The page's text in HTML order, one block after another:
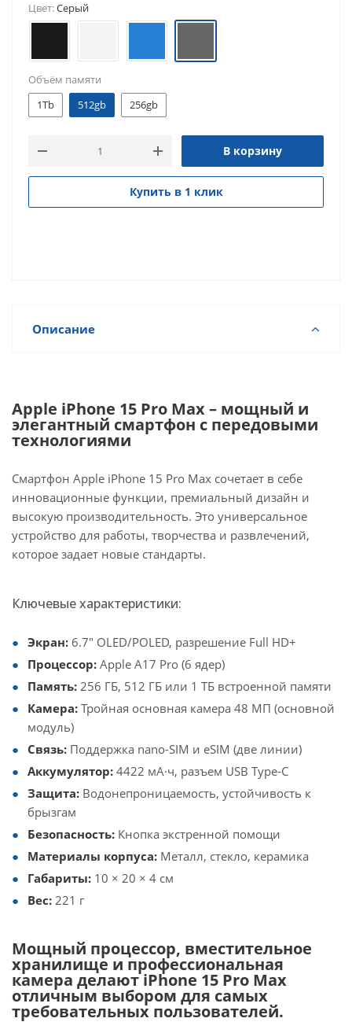
Цвет:Серый
Объём памяти
1Tb
512gb 256gb
В корзину
Купить в 1 клик
Описание
Apple iPhone 15 Pro Max – мощный и
элегантный смартфон с передовыми
технологиями
Смартфон Apple iPhone 15 Pro Max сочетает в себе
инновационные функции, премиальный дизайн и
высокую производительность. Это универсальное
устройство для работы, творчества и развлечений,
которое задает новые стандарты.
Ключевые характеристики:
Экран: 6.7" OLED/POLED, разрешение Full HD+
Процессор: Apple A17 Pro (6 ядер)
Память: 256 ГБ, 512 ГБ или 1 ТБ встроенной памяти
Камера: Тройная основная камера 48 МП (основной
модуль)
Связь: Поддержка nano-SIM и eSIM (две линии)
Аккумулятор: 4422 мА·ч, разъем USB Type-C
Защита: Водонепроницаемость, устойчивость к
брызгам
Безопасность: Кнопка экстренной помощи
Материалы корпуса: Металл, стекло, керамика
Габариты: 10 × 20 × 4 см
Вес: 221 г
Мощный процессор, вместительное
хранилище и профессиональная
камера делают iPhone 15 Pro Max
отличным выбором для самых
требовательных пользователей.